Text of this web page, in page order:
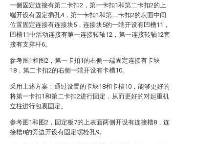
一侧固定连接有第二卡扣2，第一卡扣1和第二卡扣2的上
端开设有固定插孔4，第一卡扣1和第二卡扣2的表面中间
位置固定连接有连接块5，连接块5的一端开设有凹槽11，
凹槽11中活动连接有第一连接转轴12，第一连接转轴12套
接有支撑杆6。
参考图1和图2，第一卡扣1的右侧一端固定连接有卡块
18，第二卡扣2的右侧一端开设有卡槽10。
采用上述方案：通过设置的卡块18和卡槽10，能够更好的
将第一卡扣1和第二卡扣2进行固定，从而更好的对起重机
立柱进行包裹固定。
参考图1和图2，固定板7的上表面两侧开设有连接槽8，连
接槽8的旁边开设有固定螺栓孔9。